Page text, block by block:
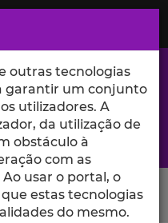
no Iscte
outras tecnologias
garantir um conjunto
utilizadores. A
da utilização de
obstáculo à
com as
usar o portal, o
estas tecnologias
do mesmo.